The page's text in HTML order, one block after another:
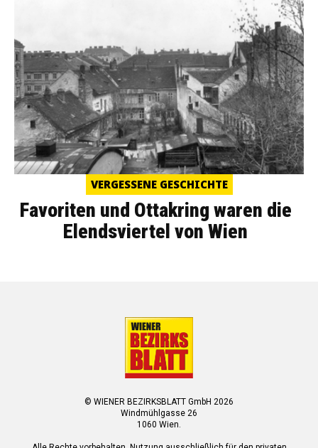
VERGESSENE GESCHICHTE
Favoriten und Ottakring waren die
Elendsviertel von Wien
© WIENER BEZIRKSBLATT GmbH 2026
Windmühlgasse 26
1060 Wien.